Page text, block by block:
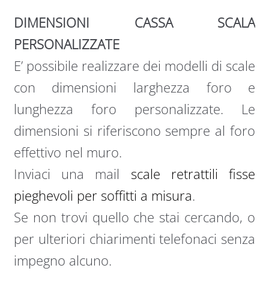
DIMENSIONI CASSA SCALA
PERSONALIZZATE
E’ possibile realizzare dei modelli di scale
con dimensioni larghezza foro e
lunghezza foro personalizzate. Le
dimensioni si riferiscono sempre al foro
effettivo nel muro.
Inviaci una mail scale retrattili fisse
pieghevoli per soffitti a misura.
Se non trovi quello che stai cercando, o
per ulteriori chiarimenti telefonaci senza
impegno alcuno.